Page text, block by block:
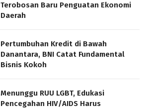
Terobosan Baru Penguatan Ekonomi
Daerah
Pertumbuhan Kredit di Bawah
Danantara, BNI Catat Fundamental
Bisnis Kokoh
Menunggu RUU LGBT, Edukasi
Pencegahan HIV/AIDS Harus